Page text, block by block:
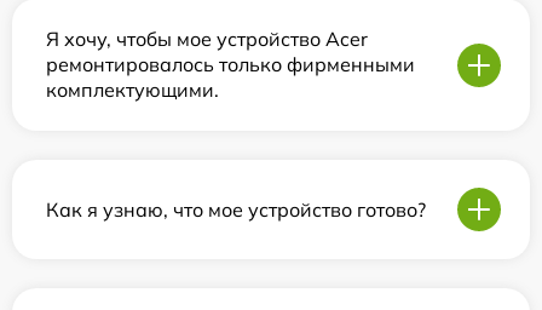
Я хочу, чтобы мое устройство Acer
ремонтировалось только фирменными
комплектующими.
Как я узнаю, что мое устройство готово?